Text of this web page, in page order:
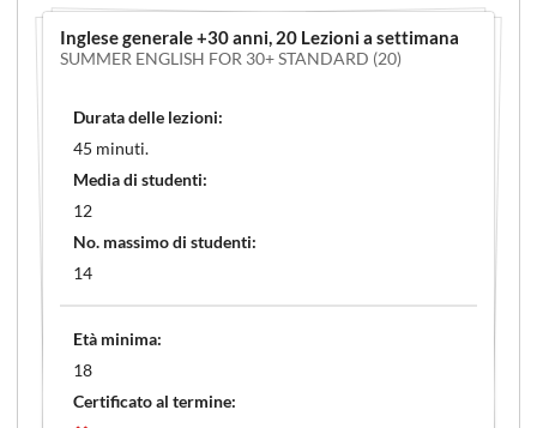
Inglese generale +30 anni, 20 Lezioni a settimana
SUMMER ENGLISH FOR 30+ STANDARD (20)
Durata delle lezioni:
45 minuti.
Media di studenti:
12
No. massimo di studenti:
14
Età minima:
18
Certificato al termine: